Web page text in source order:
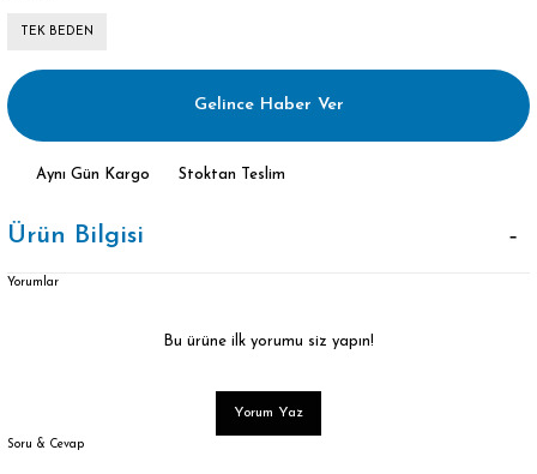
TEK BEDEN
Gelince Haber Ver
Aynı Gün Kargo Stoktan Teslim
Ürün Bilgisi
Yorumlar
Bu ürüne ilk yorumu siz yapın!
Yorum Yaz
Soru & Cevap